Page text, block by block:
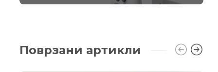
Поврзани артикли